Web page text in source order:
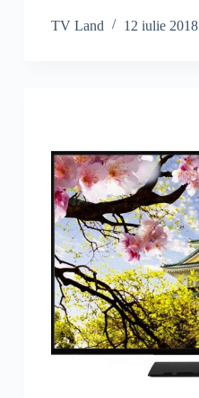
TV Land 12 iulie 2018